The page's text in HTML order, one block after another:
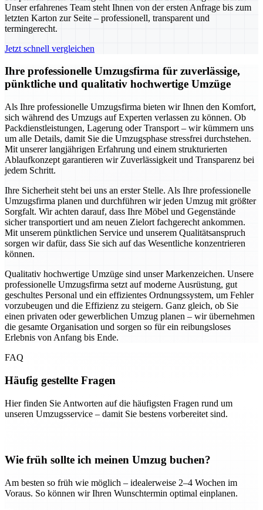
Unser erfahrenes Team steht Ihnen von der ersten Anfrage bis zum
letzten Karton zur Seite – professionell, transparent und
termingerecht.
Jetzt schnell vergleichen
Ihre professionelle Umzugsfirma für zuverlässige,
pünktliche und qualitativ hochwertige Umzüge
Als Ihre professionelle Umzugsfirma bieten wir Ihnen den Komfort,
sich während des Umzugs auf Experten verlassen zu können. Ob
Packdienstleistungen, Lagerung oder Transport – wir kümmern uns
um alle Details, damit Sie die Umzugsphase stressfrei durchstehen.
Mit unserer langjährigen Erfahrung und einem strukturierten
Ablaufkonzept garantieren wir Zuverlässigkeit und Transparenz bei
jedem Schritt.
Ihre Sicherheit steht bei uns an erster Stelle. Als Ihre professionelle
Umzugsfirma planen und durchführen wir jeden Umzug mit größter
Sorgfalt. Wir achten darauf, dass Ihre Möbel und Gegenstände
sicher transportiert und am neuen Zielort fachgerecht ankommen.
Mit unserem pünktlichen Service und unserem Qualitätsanspruch
sorgen wir dafür, dass Sie sich auf das Wesentliche konzentrieren
können.
Qualitativ hochwertige Umzüge sind unser Markenzeichen. Unsere
professionelle Umzugsfirma setzt auf moderne Ausrüstung, gut
geschultes Personal und ein effizientes Ordnungssystem, um Fehler
vorzubeugen und die Effizienz zu steigern. Ganz gleich, ob Sie
einen privaten oder gewerblichen Umzug planen – wir übernehmen
die gesamte Organisation und sorgen so für ein reibungsloses
Erlebnis von Anfang bis Ende.
FAQ
Häufig gestellte Fragen
Hier finden Sie Antworten auf die häufigsten Fragen rund um
unseren Umzugsservice – damit Sie bestens vorbereitet sind.
Wie früh sollte ich meinen Umzug buchen?
Am besten so früh wie möglich – idealerweise 2–4 Wochen im
Voraus. So können wir Ihren Wunschtermin optimal einplanen.